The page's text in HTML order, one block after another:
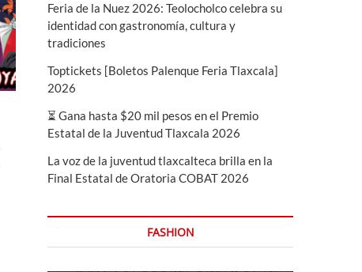
Feria de la Nuez 2026: Teolocholco celebra su
identidad con gastronomía, cultura y
tradiciones
Toptickets [Boletos Palenque Feria Tlaxcala]
2026
⏳ Gana hasta $20 mil pesos en el Premio
Estatal de la Juventud Tlaxcala 2026
La voz de la juventud tlaxcalteca brilla en la
Final Estatal de Oratoria COBAT 2026
FASHION